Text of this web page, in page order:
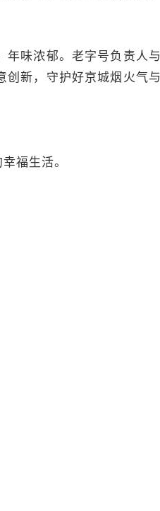
味浓郁。老字号负责人与
创新，守护好京城烟火气与
福生活。